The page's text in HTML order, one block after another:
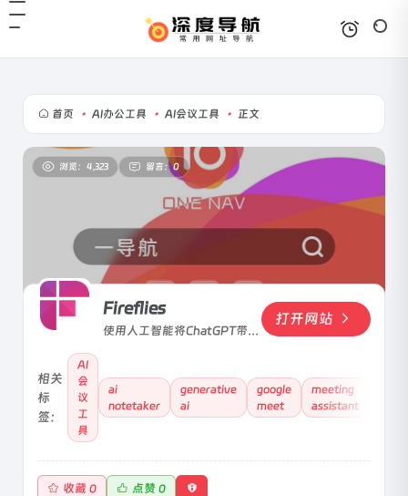
首页 • AI办公工具 • AI会议工具 • 正文
浏览：4,323 留言：0
Fireflies
使用人工智能将ChatGPT带到
Webex和其他几个平台生成成
绩单和智能摘要。
打开网站
相关
标
签：
AI
会
议
工
具
ai
notetaker
generative
ai
google
meet
meeting
assistant
收藏 0 点赞 0